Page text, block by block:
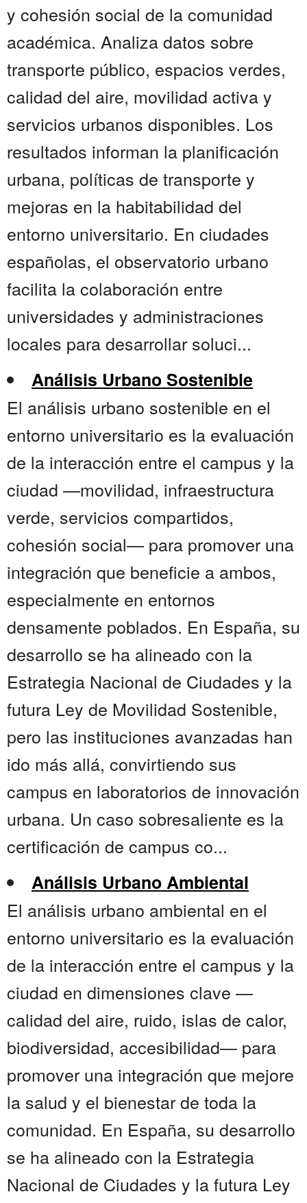
y cohesión social de la comunidad
académica. Analiza datos sobre
transporte público, espacios verdes,
calidad del aire, movilidad activa y
servicios urbanos disponibles. Los
resultados informan la planificación
urbana, políticas de transporte y
mejoras en la habitabilidad del
entorno universitario. En ciudades
españolas, el observatorio urbano
facilita la colaboración entre
universidades y administraciones
locales para desarrollar soluci...
Análisis Urbano Sostenible
El análisis urbano sostenible en el
entorno universitario es la evaluación
de la interacción entre el campus y la
ciudad —movilidad, infraestructura
verde, servicios compartidos,
cohesión social— para promover una
integración que beneficie a ambos,
especialmente en entornos
densamente poblados. En España, su
desarrollo se ha alineado con la
Estrategia Nacional de Ciudades y la
futura Ley de Movilidad Sostenible,
pero las instituciones avanzadas han
ido más allá, convirtiendo sus
campus en laboratorios de innovación
urbana. Un caso sobresaliente es la
certificación de campus co...
Análisis Urbano Ambiental
El análisis urbano ambiental en el
entorno universitario es la evaluación
de la interacción entre el campus y la
ciudad en dimensiones clave —
calidad del aire, ruido, islas de calor,
biodiversidad, accesibilidad— para
promover una integración que mejore
la salud y el bienestar de toda la
comunidad. En España, su desarrollo
se ha alineado con la Estrategia
Nacional de Ciudades y la futura Ley